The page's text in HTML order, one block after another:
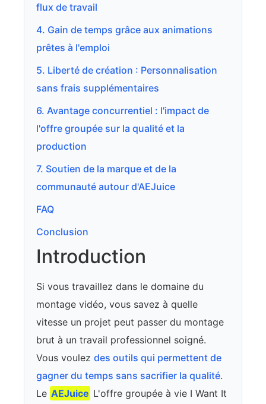
flux de travail
4. Gain de temps grâce aux animations
prêtes à l'emploi
5. Liberté de création : Personnalisation
sans frais supplémentaires
6. Avantage concurrentiel : l'impact de
l'offre groupée sur la qualité et la
production
7. Soutien de la marque et de la
communauté autour d'AEJuice
FAQ
Conclusion
Introduction
Si vous travaillez dans le domaine du
montage vidéo, vous savez à quelle
vitesse un projet peut passer du montage
brut à un travail professionnel soigné.
Vous voulez des outils qui permettent de
gagner du temps sans sacrifier la qualité.
Le AEJuice L'offre groupée à vie I Want It